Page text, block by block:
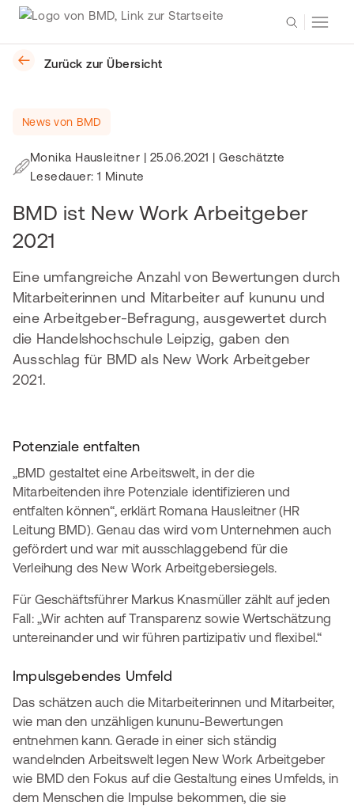
Zurück zur Übersicht
News von BMD
Monika Hausleitner | 25.06.2021 | Geschätzte
Lesedauer: 1 Minute
BMD ist New Work Arbeitgeber
2021
Eine umfangreiche Anzahl von Bewertungen durch
Mitarbeiterinnen und Mitarbeiter auf kununu und
eine Arbeitgeber-Befragung, ausgewertet durch
die Handelshochschule Leipzig, gaben den
Ausschlag für BMD als New Work Arbeitgeber
2021.
Potenziale entfalten
„BMD gestaltet eine Arbeitswelt, in der die
Mitarbeitenden ihre Potenziale identifizieren und
entfalten können“, erklärt Romana Hausleitner (HR
Leitung BMD). Genau das wird vom Unternehmen auch
gefördert und war mit ausschlaggebend für die
Verleihung des New Work Arbeitgebersiegels.
Für Geschäftsführer Markus Knasmüller zählt auf jeden
Fall: „Wir achten auf Transparenz sowie Wertschätzung
untereinander und wir führen partizipativ und flexibel.“
Impulsgebendes Umfeld
Das schätzen auch die Mitarbeiterinnen und Mitarbeiter,
wie man den unzähligen kununu-Bewertungen
entnehmen kann. Gerade in einer sich ständig
wandelnden Arbeitswelt legen New Work Arbeitgeber
wie BMD den Fokus auf die Gestaltung eines Umfelds, in
dem Menschen die Impulse bekommen, die sie